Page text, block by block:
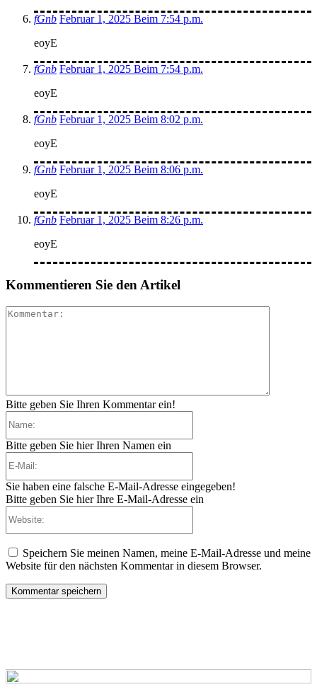
fGnb Februar 1, 2025 Beim 7:54 p.m.
eoyE
fGnb Februar 1, 2025 Beim 7:54 p.m.
eoyE
fGnb Februar 1, 2025 Beim 8:02 p.m.
eoyE
fGnb Februar 1, 2025 Beim 8:06 p.m.
eoyE
fGnb Februar 1, 2025 Beim 8:26 p.m.
eoyE
Kommentieren Sie den Artikel
Bitte geben Sie Ihren Kommentar ein!
Bitte geben Sie hier Ihren Namen ein
Sie haben eine falsche E-Mail-Adresse eingegeben!
Bitte geben Sie hier Ihre E-Mail-Adresse ein
Speichern Sie meinen Namen, meine E-Mail-Adresse und meine
Website für den nächsten Kommentar in diesem Browser.